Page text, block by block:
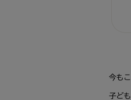
今も
子ど